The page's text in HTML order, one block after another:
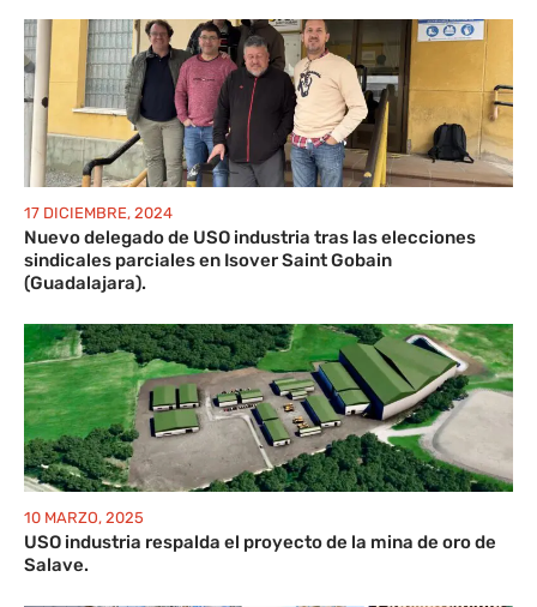
17 DICIEMBRE, 2024
Nuevo delegado de USO industria tras las elecciones
sindicales parciales en Isover Saint Gobain
(Guadalajara).
10 MARZO, 2025
USO industria respalda el proyecto de la mina de oro de
Salave.